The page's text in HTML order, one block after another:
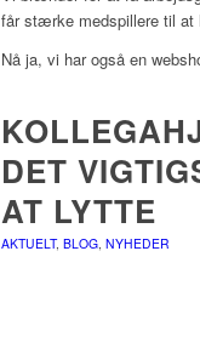
får stærke medspillere til at
Nå ja, vi har også en
DET
AT LYTTE
AKTUELT, BLOG NYHEDER